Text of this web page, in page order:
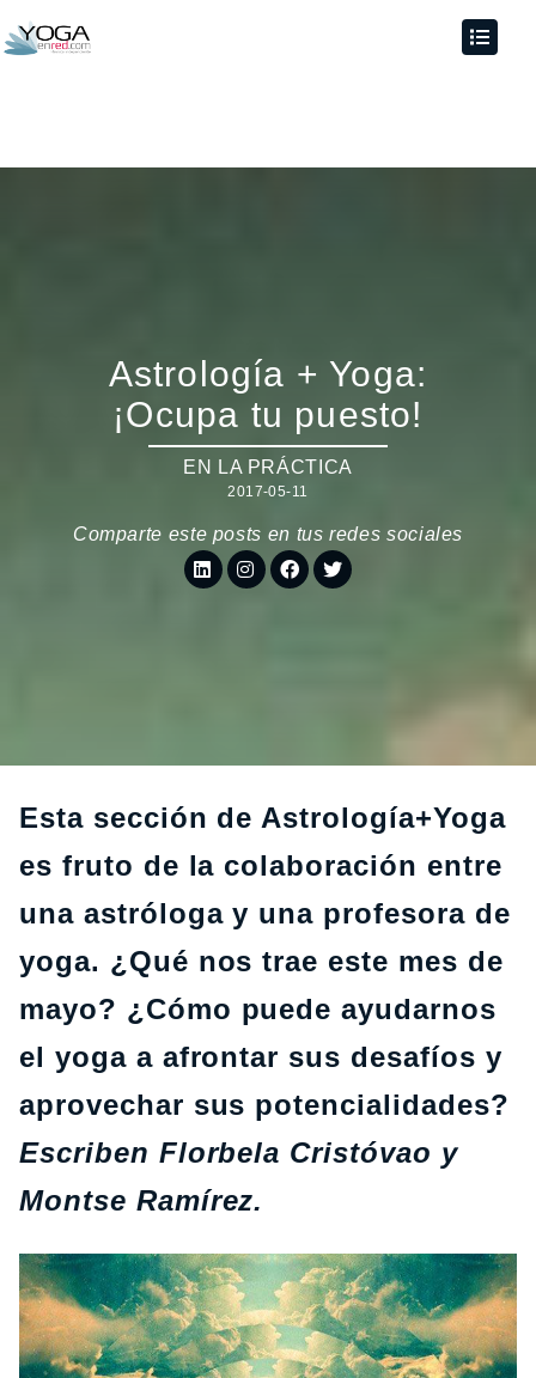
Astrología + Yoga:
¡Ocupa tu puesto!
EN LA PRÁCTICA
2017-05-11
Comparte este posts en tus redes sociales
Esta sección de Astrología+Yoga
es fruto de la colaboración entre
una astróloga y una profesora de
yoga. ¿Qué nos trae este mes de
mayo? ¿Cómo puede ayudarnos
el yoga a afrontar sus desafíos y
aprovechar sus potencialidades?
Escriben Florbela Cristóvao y
Montse Ramírez.